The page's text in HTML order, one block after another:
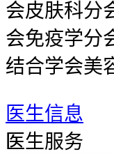
会皮肤科分
会免疫学分
结合学会美
医生信息
医
医生服务